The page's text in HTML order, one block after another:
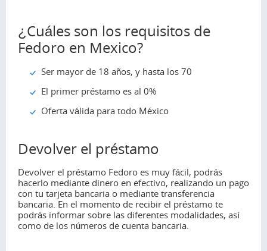
¿Cuáles son los requisitos de
Fedoro en Mexico?
Ser mayor de 18 años, y hasta los 70
El primer préstamo es al 0%
Oferta válida para todo México
Devolver el préstamo
Devolver el préstamo Fedoro es muy fácil, podrás
hacerlo mediante dinero en efectivo, realizando un pago
con tu tarjeta bancaria o mediante transferencia
bancaria. En el momento de recibir el préstamo te
podrás informar sobre las diferentes modalidades, así
como de los números de cuenta bancaria.